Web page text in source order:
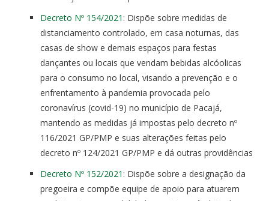
Decreto Nº 154/2021 : Dispõe sobre medidas de
distanciamento controlado, em casa noturnas, das
casas de show e demais espaços para festas
dançantes ou locais que vendam bebidas alcóolicas
para o consumo no local, visando a prevenção e o
enfrentamento à pandemia provocada pelo
coronavírus (covid-19) no município de Pacajá,
mantendo as medidas já impostas pelo decreto nº
116/2021 GP/PMP e suas alterações feitas pelo
decreto nº 124/2021 GP/PMP e dá outras providências
Decreto Nº 152/2021 : Dispõe sobre a designação da
pregoeira e compõe equipe de apoio para atuarem